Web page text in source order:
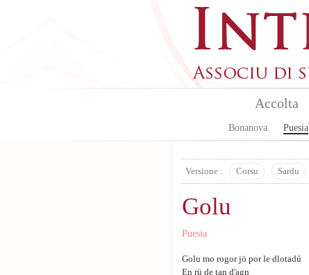
Accolta
Bonanova Puesia
Versione : Corsu Sardu
Golu
Puesia
Golu mo rogor jö por le dlotadú
En rü de tan d'agn